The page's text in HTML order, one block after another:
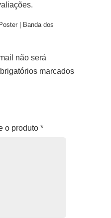
| Banda dos
não será
marcados
o produto *